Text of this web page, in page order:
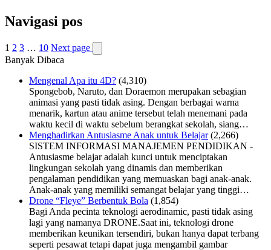
Navigasi pos
1 2 3 … 10 Next page
Banyak Dibaca
Mengenal Apa itu 4D? (4,310)
Spongebob, Naruto, dan Doraemon merupakan sebagian
animasi yang pasti tidak asing. Dengan berbagai warna
menarik, kartun atau anime tersebut telah menemani pada
waktu kecil di waktu sebelum berangkat sekolah, siang…
Menghadirkan Antusiasme Anak untuk Belajar (2,266)
SISTEM INFORMASI MANAJEMEN PENDIDIKAN -
Antusiasme belajar adalah kunci untuk menciptakan
lingkungan sekolah yang dinamis dan memberikan
pengalaman pendidikan yang memuaskan bagi anak-anak.
Anak-anak yang memiliki semangat belajar yang tinggi…
Drone “Fleye” Berbentuk Bola (1,854)
Bagi Anda pecinta teknologi aerodinamic, pasti tidak asing
lagi yang namanya DRONE.Saat ini, teknologi drone
memberikan keunikan tersendiri, bukan hanya dapat terbang
seperti pesawat tetapi dapat juga mengambil gambar